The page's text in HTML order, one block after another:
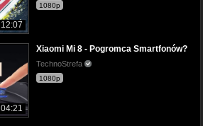
12:07
1080p
04:21
Xiaomi Mi 8 - Pogromca Smartfonów?
TechnoStrefa
1080p